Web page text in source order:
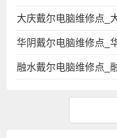
大庆戴尔电脑维修点_
华阴戴尔电脑维修点_
融水戴尔电脑维修点_